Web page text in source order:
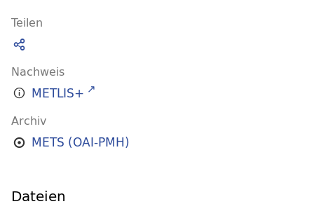
Teilen
Nachweis
METLIS+
Archiv
METS (OAI-PMH)
Dateien